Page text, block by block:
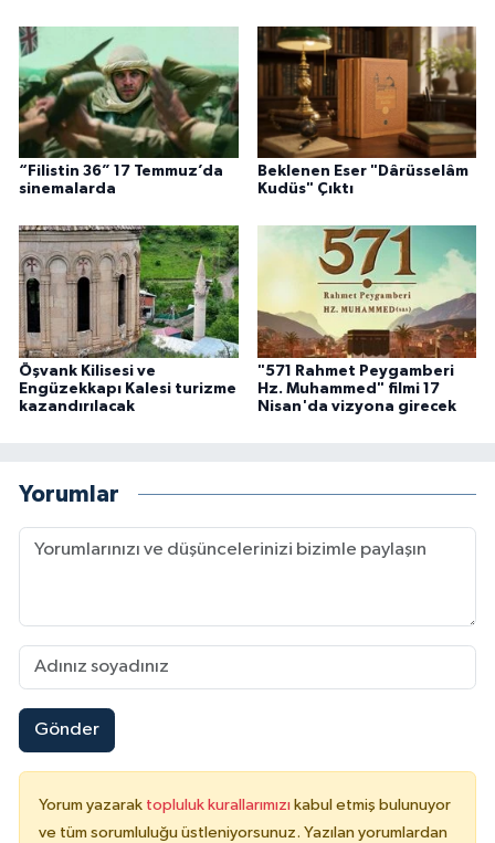
“Filistin 36” 17 Temmuz’da
sinemalarda
Beklenen Eser "Dârüsselâm
Kudüs" Çıktı
Öşvank Kilisesi ve
Engüzekkapı Kalesi turizme
kazandırılacak
"571 Rahmet Peygamberi
Hz. Muhammed" filmi 17
Nisan'da vizyona girecek
Yorumlar
Gönder
Yorum yazarak topluluk kurallarımızı kabul etmiş bulunuyor
ve tüm sorumluluğu üstleniyorsunuz. Yazılan yorumlardan